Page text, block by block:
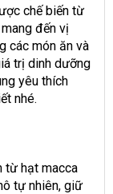
chế biến từ
đến vị
các món ăn và
trị dinh dưỡng
yêu thích
nhé.
từ hạt macca
tự nhiên, giữ